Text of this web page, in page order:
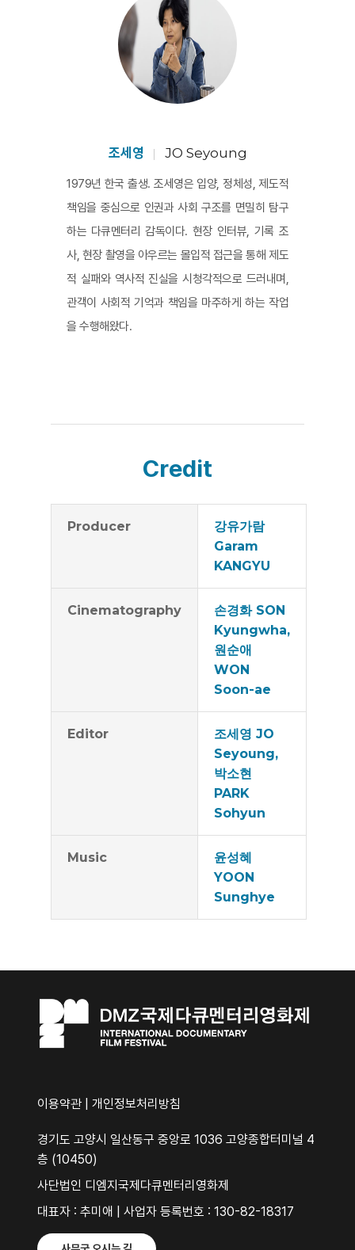
조세영 JO Seyoung
1979년 한국 출생. 조세영은 입양, 정체성, 제도적
책임을 중심으로 인권과 사회 구조를 면밀히 탐구
하는 다큐멘터리 감독이다. 현장 인터뷰, 기록 조
사, 현장 촬영을 아우르는 몰입적 접근을 통해 제도
적 실패와 역사적 진실을 시청각적으로 드러내며,
관객이 사회적 기억과 책임을 마주하게 하는 작업
을 수행해왔다.
Credit
Producer
강유가람
Garam
KANGYU
Cinematography
손경화 SON
Kyungwha,
원순애
WON
Soon-ae
Editor
조세영 JO
Seyoung,
박소현
PARK
Sohyun
Music
윤성혜
YOON
Sunghye
이용약관 개인정보처리방침
경기도 고양시 일산동구 중앙로 1036 고양종합터미널 4
층 (10450)
사단법인 디엠지국제다큐멘터리영화제
대표자 : 추미애 | 사업자 등록번호 : 130-82-18317